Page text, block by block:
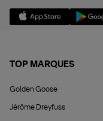
TOP MARQUES
Golden Goose
Jérôme Dreyfuss